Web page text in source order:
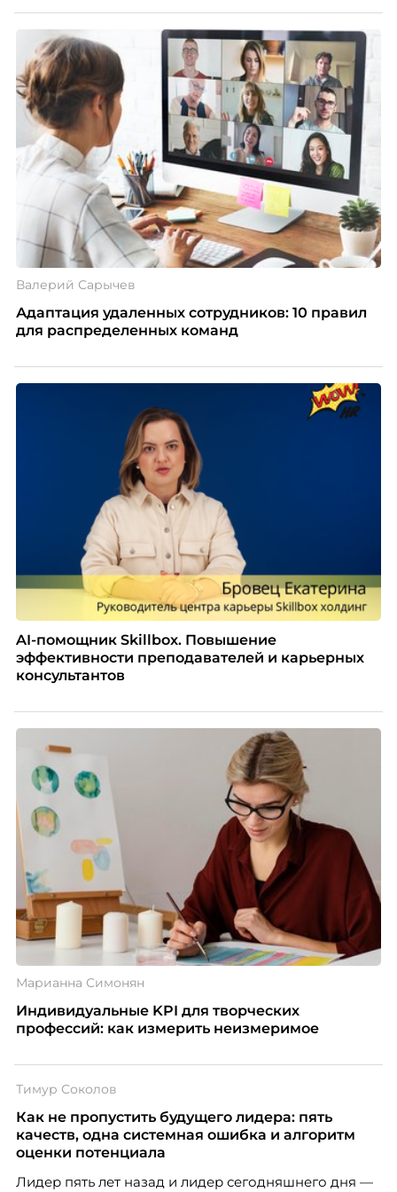
Валерий Сарычев
Адаптация удаленных сотрудников: 10 правил
для распределенных команд
AI-помощник Skillbox. Повышение
эффективности преподавателей и карьерных
консультантов
Марианна Симонян
Индивидуальные KPI для творческих
профессий: как измерить неизмеримое
Тимур Соколов
Как не пропустить будущего лидера: пять
качеств, одна системная ошибка и алгоритм
оценки потенциала
Лидер пять лет назад и лидер сегодняшнего дня —